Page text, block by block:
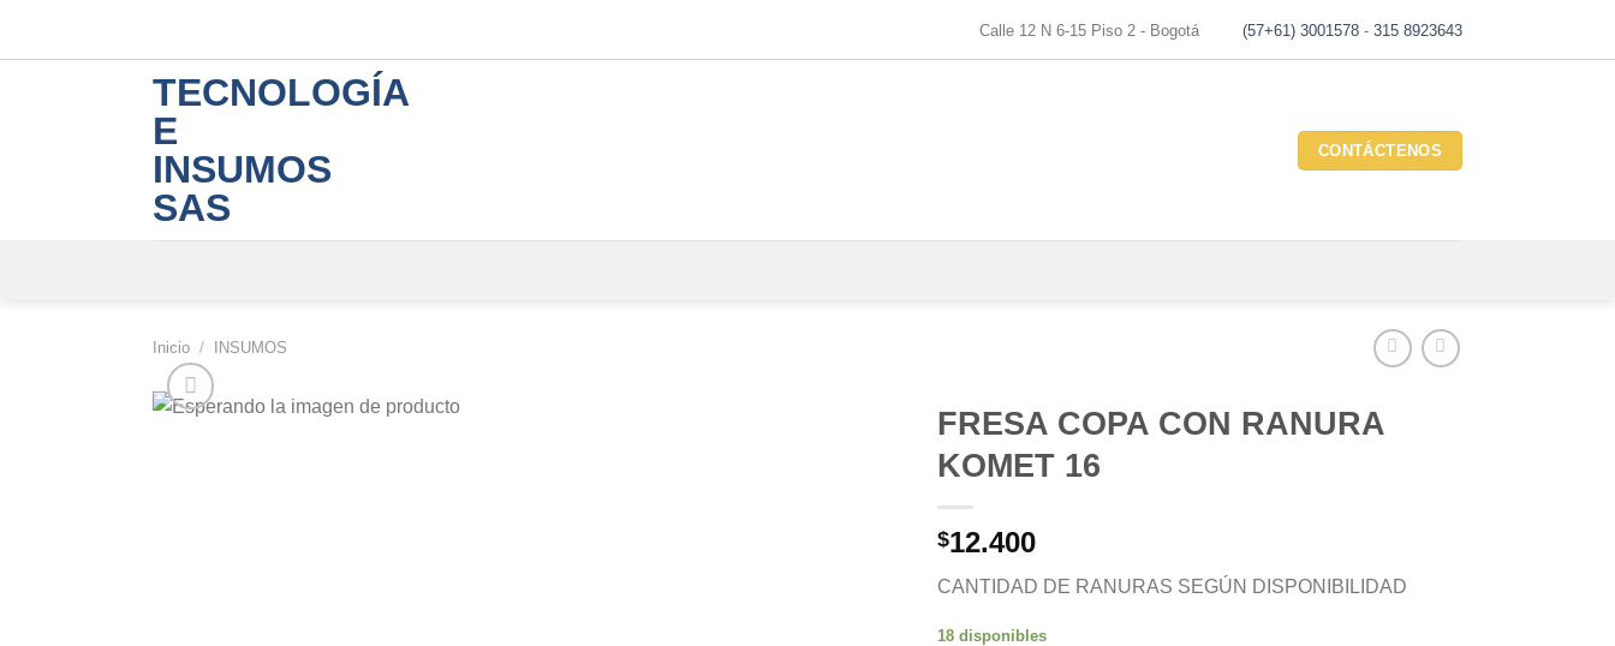
Calle 12 N 6-15 Piso 2 - Bogotá (57+61) 3001578 - 315 8923643
TECNOLOGÍA
E
INSUMOS
SAS
CONTÁCTENOS
Inicio / INSUMOS
FRESA COPA CON RANURA
KOMET 16
$12.400
CANTIDAD DE RANURAS SEGÚN DISPONIBILIDAD
18 disponibles